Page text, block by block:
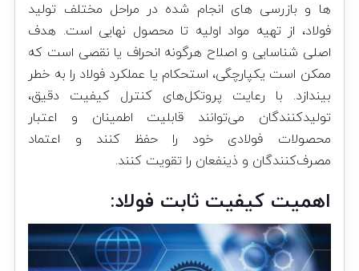
ها و بازرسی های انجام شده در مراحل مختلف تولید
فولاد، از تهیه مواد اولیه تا محصول نهایی است. هدف
اصلی شناسایی و اصلاح هرگونه انحراف یا نقصی است که
ممکن است یکپارچگی، استحکام یا عملکرد فولاد را به خطر
بیندازد. با رعایت پروتکل‌های کنترل کیفیت دقیق،
تولیدکنندگان می‌توانند قابلیت اطمینان و اعتبار
محصولات فولادی خود را حفظ کنند و اعتماد
مصرف‌کنندگان و ذینفعان را تقویت کنند.
اهمیت کیفیت ثابت فولاد: